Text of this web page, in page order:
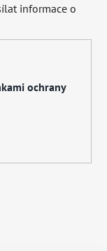
informace o
ochrany